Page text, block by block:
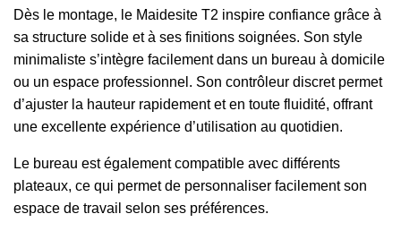
Dès le montage, le Maidesite T2 inspire confiance grâce à
sa structure solide et à ses finitions soignées. Son style
minimaliste s’intègre facilement dans un bureau à domicile
ou un espace professionnel. Son contrôleur discret permet
d’ajuster la hauteur rapidement et en toute fluidité, offrant
une excellente expérience d’utilisation au quotidien.
Le bureau est également compatible avec différents
plateaux, ce qui permet de personnaliser facilement son
espace de travail selon ses préférences.